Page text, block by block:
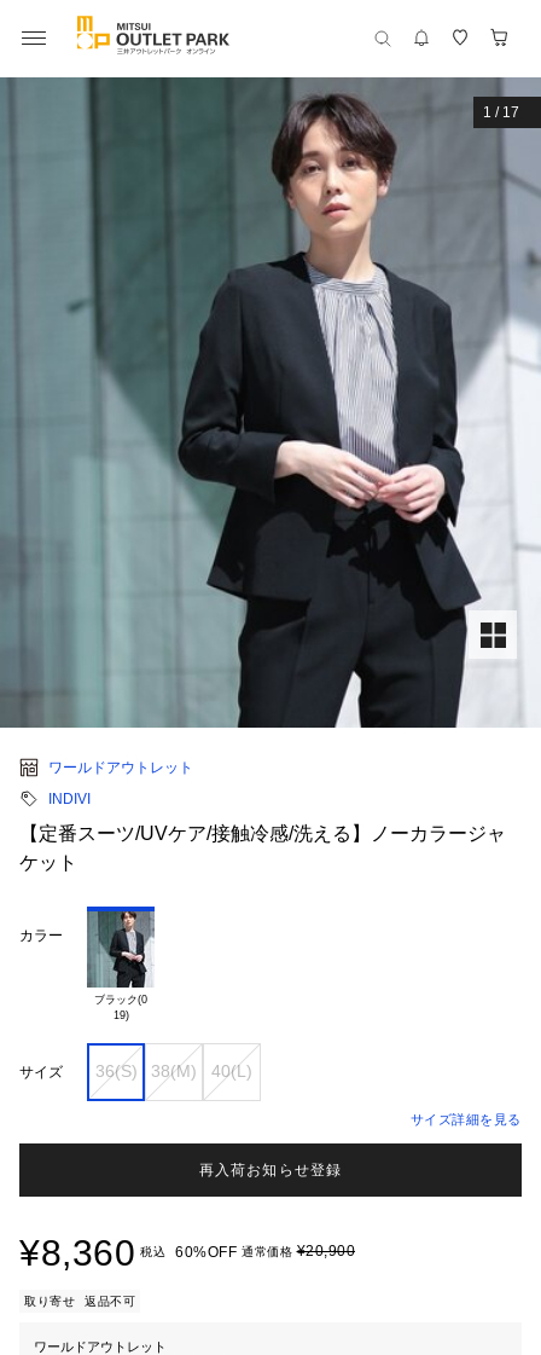
1 / 17
ワールドアウトレット
INDIVI
【定番スーツ/UVケア/接触冷感/洗える】ノーカラージャ
ケット
カラー
ブラック(0
19)
サイズ 36(S) 38(M) 40(L)
サイズ詳細を見る
再入荷お知らせ登録
¥8,360 税込 60%OFF 通常価格¥20,900
取り寄せ 返品不可
ワールドアウトレット